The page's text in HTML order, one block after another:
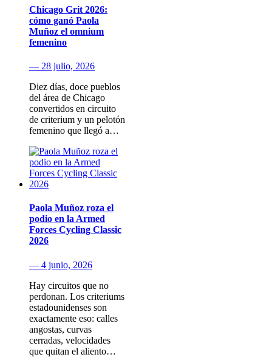
Chicago Grit 2026:
cómo ganó Paola
Muñoz el omnium
femenino
— 28 julio, 2026
Diez días, doce pueblos
del área de Chicago
convertidos en circuito
de criterium y un pelotón
femenino que llegó a…
Paola Muñoz roza el
podio en la Armed
Forces Cycling Classic
2026
— 4 junio, 2026
Hay circuitos que no
perdonan. Los criteriums
estadounidenses son
exactamente eso: calles
angostas, curvas
cerradas, velocidades
que quitan el aliento…